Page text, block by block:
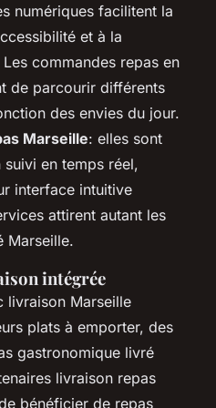
numériques facilitent la
et à la
commandes repas en
de parcourir différents
des envies du jour.
Marseille: elles sont
en temps réel,
interface intuitive
attirent autant les
Marseille.
intégrée
livraison Marseille
plats à emporter, des
gastronomique livré
livraison repas
bénéficier de repas